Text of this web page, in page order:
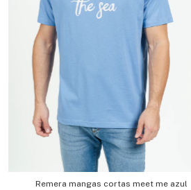
Remera mangas cortas meet me azul